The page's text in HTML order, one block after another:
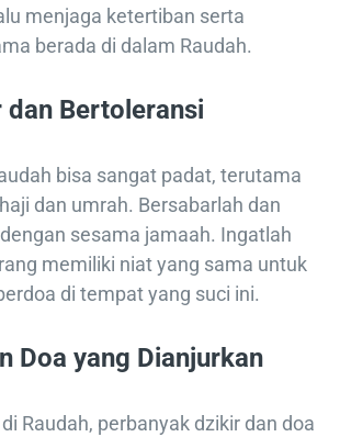
menjaga ketertiban serta
berada di dalam Raudah.
dan Bertoleransi
bisa sangat padat, terutama
dan umrah. Bersabarlah dan
sesama jamaah. Ingatlah
memiliki niat yang sama untuk
di tempat yang suci ini.
Doa yang Dianjurkan
Raudah, perbanyak dzikir dan doa